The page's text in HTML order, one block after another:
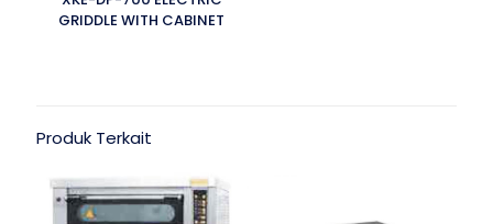
GRIDDLE WITH CABINET
Produk Terkait